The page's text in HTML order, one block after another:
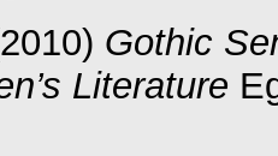
Gothic
Literature